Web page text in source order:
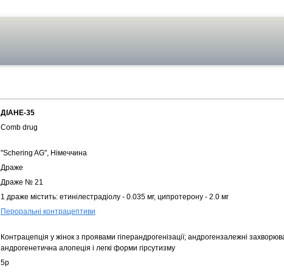
ДІАНЕ-35
Comb drug
"Schering AG", Німеччина
Драже
Драже № 21
1 драже містить: етинілестрадіолу - 0.035 мг, ципротерону - 2.0 мг
Пероральні контрацептиви
Контрацепція у жінок з проявами гіперандрогенізації; андрогензалежні
андрогенетична алопеція і легкі форми гірсутизму
5р